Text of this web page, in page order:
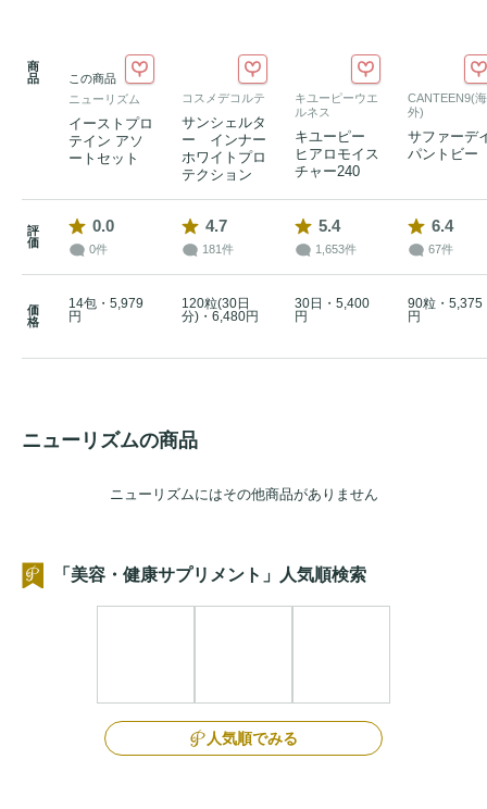
●便利な個包装
1回分ずつの個包装になっていて、計量の必要がなく、持ち
運びしやすい仕様です。
ビタミンC、鉄、ビタミンＢ6、ナイアシン、葉酸
・ビタミンCは、皮膚や粘膜の健康維持を助けるとともに、
抗酸化作用を持つ栄養素です。
・ビタミンB6は、たんぱく質からのエネルギーの産生と皮膚
・葉酸は、赤血球の形成を助ける栄養素です。葉酸は、胎児
・ビタミンCは、皮膚や粘膜の健康維持を助けるとともに、
・ナイアシンは、皮膚や粘膜の健康維持を助ける栄養素で
商
品
この商品
ニューリズム
イーストプロ
テイン アソ
ートセット
コスメデコルテ
サンシェルタ
ー インナー
ホワイトプロ
テクション
キユーピーウエ
ルネス
キユーピー
ヒアロモイス
チャー240
CANTEEN9(海
外)
サファーデ
パントビー
評
価
0.0
0件
4.7
181件
5.4
1,653件
6.4
67件
価
格
14包・5,979
円
120粒(30日
分)・6,480円
30日・5,400
円
90粒・5,375
円
ニューリズムの商品
ニューリズムにはその他商品がありません
「美容・健康サプリメント」人気順検索
人気順でみる